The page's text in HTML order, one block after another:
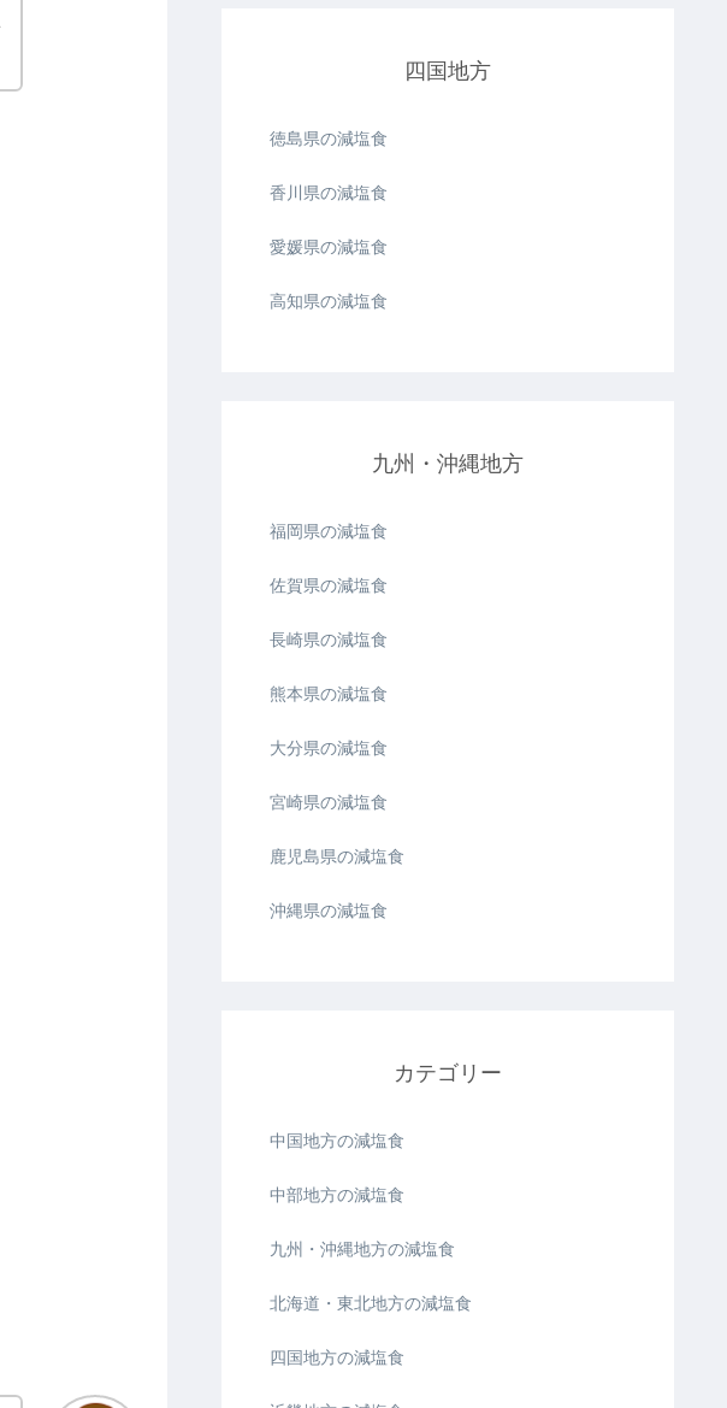
四国地方
徳島県の減塩食
香川県の減塩食
愛媛県の減塩食
高知県の減塩食
九州・沖縄地方
福岡県の減塩食
佐賀県の減塩食
長崎県の減塩食
熊本県の減塩食
大分県の減塩食
宮崎県の減塩食
鹿児島県の減塩食
沖縄県の減塩食
カテゴリー
中国地方の減塩食
中部地方の減塩食
九州・沖縄地方の減塩食
北海道・東北地方の減塩食
四国地方の減塩食